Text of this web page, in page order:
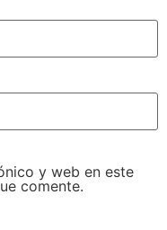
y web en este
comente.